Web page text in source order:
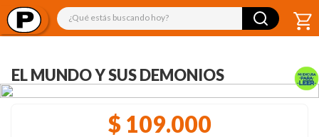
¿Qué estás buscando hoy?
EL MUNDO Y SUS DEMONIOS
$ 109.000